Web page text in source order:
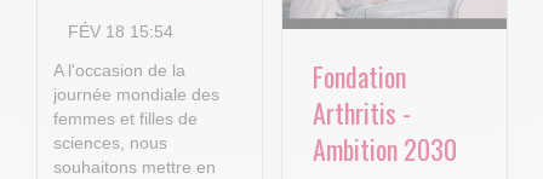
FÉV 18 15:54
A l'occasion de la
journée mondiale des
femmes et filles de
sciences, nous
souhaitons mettre en
Fondation
Arthritis -
Ambition 2030